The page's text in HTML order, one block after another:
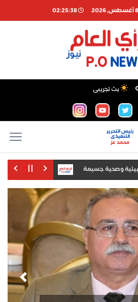
02:25:40
بث تجريبى
رئيس التحرير
التنفيذى
محمد عز
أمانة شؤون الثقافة والفنون
Next